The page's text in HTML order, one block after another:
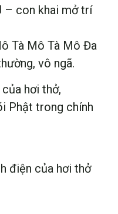
– con khai mở trí
Tà Mô Tà Mô Đa
vô ngã.
hơi thở,
Phật trong chính
điện của hơi thở